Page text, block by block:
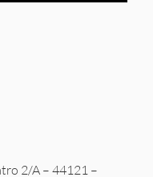
2/A – 44121 –